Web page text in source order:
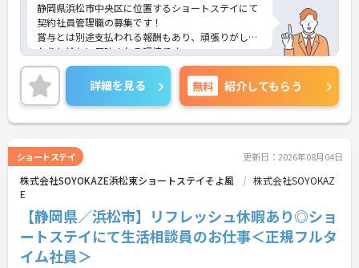
静岡県浜松市中央区に位置するショートステイにて
契約社員管理職の募集です！
賞与とは別途支払われる報酬もあり、頑張りがしっ
かりと給与に反映される環境です。
ご興味ある方には、面接対策ポイントなど、さらに
詳細をお話しいたしますのでお気軽にご相談くださ
い！
詳細を見る 無料 紹介してもらう
ショートステイ 更新日：2026年08月04日
株式会社SOYOKAZE浜松東ショートステイそよ風
株式会社SOYOKAZ
E
【静岡県／浜松市】リフレッシュ休暇あり◎ショ
ートステイにて生活相談員のお仕事＜正規フルタ
イム社員＞